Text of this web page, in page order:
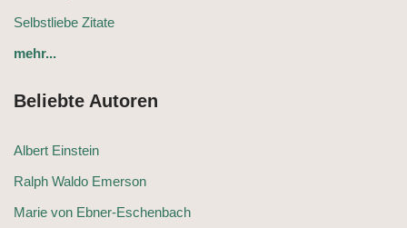
Selbstliebe Zitate
mehr...
Beliebte Autoren
Albert Einstein
Ralph Waldo Emerson
Marie von Ebner-Eschenbach